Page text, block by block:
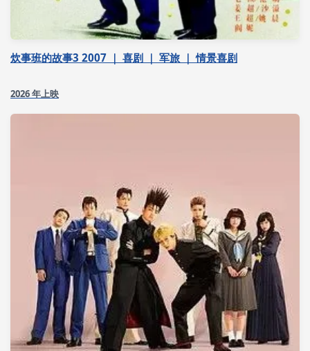
炊事班的故事3 2007 ｜ 喜剧 ｜ 军旅 ｜ 情景喜剧
2026 年上映